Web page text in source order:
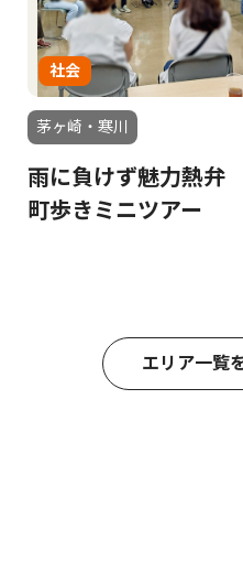
社会
茅ヶ崎・寒川
雨に負けず魅力熱弁
町歩きミニツアー
エリア一覧